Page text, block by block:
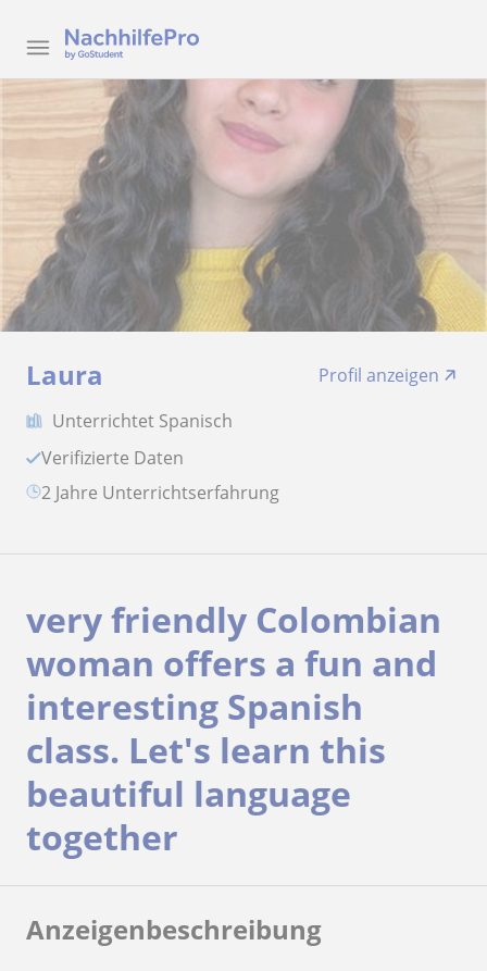
Laura
Profil anzeigen
Unterrichtet Spanisch
Verifizierte Daten
2 Jahre Unterrichtserfahrung
very friendly Colombian
woman offers a fun and
interesting Spanish
class. Let's learn this
beautiful language
together
Anzeigenbeschreibung